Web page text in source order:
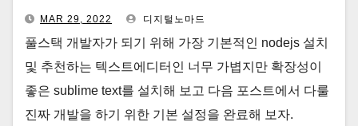
MAR 29, 2022 디지털노마드
풀스택 개발자가 되기 위해 가장 기본적인 nodejs 설치
및 추천하는 텍스트에디터인 너무 가볍지만 확장성이
좋은 sublime text를 설치해 보고 다음 포스트에서 다룰
진짜 개발을 하기 위한 기본 설정을 완료해 보자.